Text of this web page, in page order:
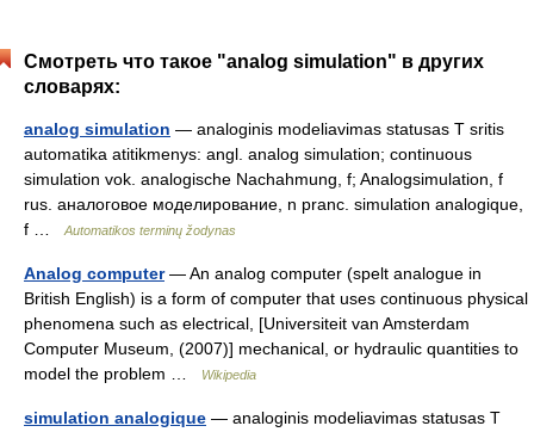
Смотреть что такое "analog simulation" в других
словарях:
analog simulation — analoginis modeliavimas statusas T sritis
automatika atitikmenys: angl. analog simulation; continuous
simulation vok. analogische Nachahmung, f; Analogsimulation, f
rus. аналоговое моделирование, n pranc. simulation analogique,
f …
Automatikos terminų žodynas
Analog computer— An analog computer (spelt analogue in
British English) is a form of computer that uses continuous physical
phenomena such as electrical, [Universiteit van Amsterdam
Computer Museum, (2007)] mechanical, or hydraulic quantities to
model the problem …
Wikipedia
simulation analogique — analoginis modeliavimas statusas T